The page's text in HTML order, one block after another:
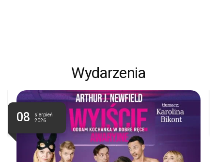
Wydarzenia
08
sierpień
2026